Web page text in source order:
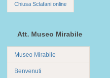
Chiusa Sclafani online
Att. Museo Mirabile
Museo Mirabile
Benvenuti